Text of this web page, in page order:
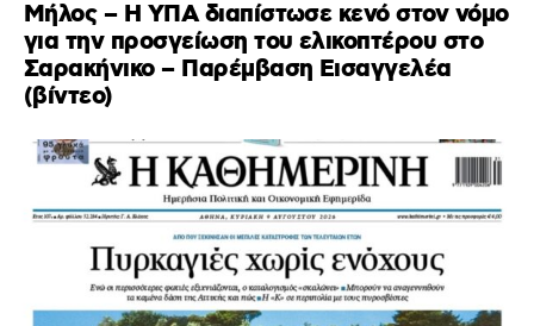
Μήλος – Η ΥΠΑ διαπίστωσε κενό στον νόμο
για την προσγείωση του ελικοπτέρου στο
Σαρακήνικο – Παρέμβαση Εισαγγελέα
(βίντεο)